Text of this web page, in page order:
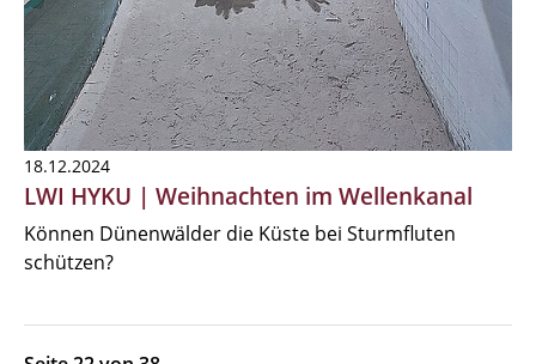
18.12.2024
LWI HYKU | Weihnachten im Wellenkanal
Können Dünenwälder die Küste bei Sturmfluten
schützen?